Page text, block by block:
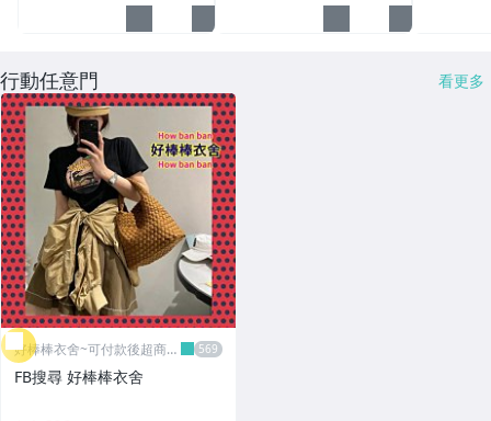
行動任意門 看更多
好棒棒衣舍~可付款後超商取
貨
FB搜尋 好棒棒衣舍